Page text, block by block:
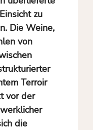
zu
Die Weine,
von
Terroir
vor der
die